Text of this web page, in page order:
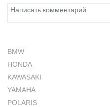
BMW
HONDA
KAWASAKI
YAMAHA
POLARIS